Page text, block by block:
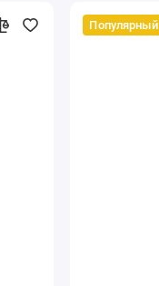
Популярный